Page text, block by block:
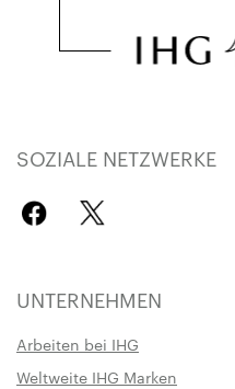
SOZIALE NETZWERKE
UNTERNEHMEN
Arbeiten bei IHG
Weltweite IHG Marken